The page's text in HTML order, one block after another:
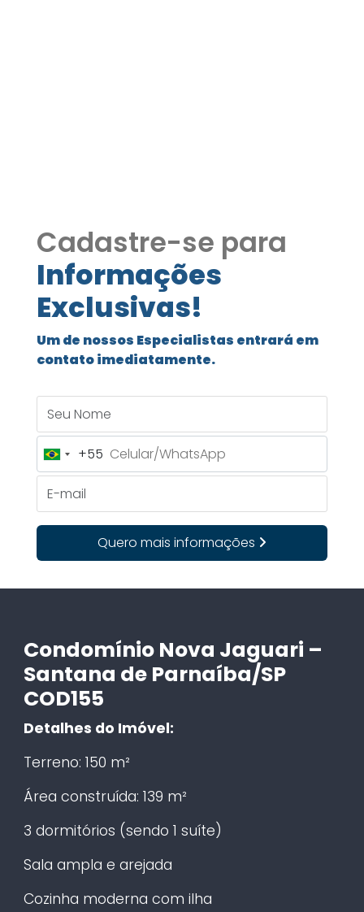
Cadastre-se para
Informações
Exclusivas!
Um de nossos Especialistas entrará em
contato imediatamente.
Brazil
+55
+55
Quero mais informações
Condomínio Nova Jaguari –
Santana de Parnaíba/SP
COD155
Detalhes do Imóvel:
Terreno: 150 m²
Área construída: 139 m²
3 dormitórios (sendo 1 suíte)
Sala ampla e arejada
Cozinha moderna com ilha